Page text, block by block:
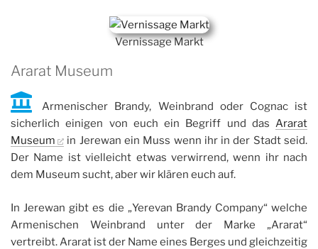
Vernissage Markt
Ararat Museum
Armenischer Brandy, Weinbrand oder Cognac ist
sicherlich einigen von euch ein Begriff und das Ararat
Museum
in Jerewan ein Muss wenn ihr in der Stadt seid.
Der Name ist vielleicht etwas verwirrend, wenn ihr nach
dem Museum sucht, aber wir klären euch auf.
In Jerewan gibt es die „Yerevan Brandy Company“ welche
Armenischen Weinbrand unter der Marke „Ararat“
vertreibt. Ararat ist der Name eines Berges und gleichzeitig